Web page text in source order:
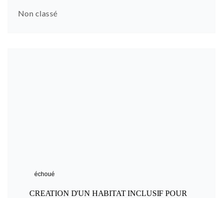
Non classé